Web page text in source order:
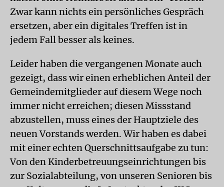
Zwar kann nichts ein persönliches Gespräch
ersetzen, aber ein digitales Treffen ist in
jedem Fall besser als keines.
Leider haben die vergangenen Monate auch
gezeigt, dass wir einen erheblichen Anteil der
Gemeindemitglieder auf diesem Wege noch
immer nicht erreichen; diesen Missstand
abzustellen, muss eines der Hauptziele des
neuen Vorstands werden. Wir haben es dabei
mit einer echten Querschnittsaufgabe zu tun:
Von den Kinderbetreuungseinrichtungen bis
zur Sozialabteilung, von unseren Senioren bis